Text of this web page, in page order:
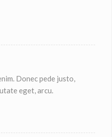
Donec pede justo,
eget, arcu.